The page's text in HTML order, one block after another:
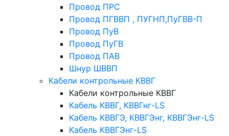
Провод ПРС
Провод ПГВВП , ПУГНП,ПуГВВ-П
Провод ПуВ
Провод ПуГВ
Провод ПАВ
Шнур ШВВП
Кабели контрольные КВВГ
Кабели контрольные КВВГ
Кабель КВВГ, КВВГнг-LS
Кабель КВВГЭ, КВВГЭнг, КВВГЭнг-LS
Кабель КВВГЭнг-LS